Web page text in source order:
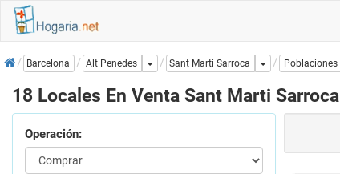
InicioBarcelona Alt Penedes Dropdown
Sant Marti Sarroca Dropdown
Poblaciones
18 Locales En Venta Sant Marti Sarroca
Operación: